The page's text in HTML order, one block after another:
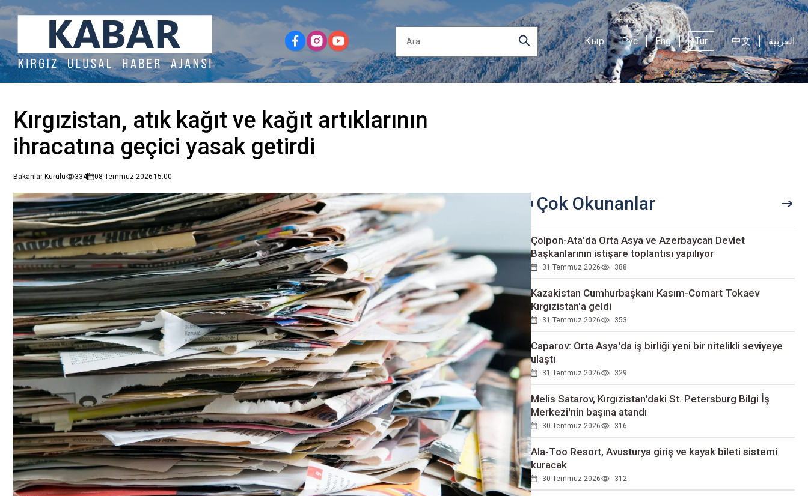
Кыр Рус Eng Tur 中文 العربية
Kırgızistan, atık kağıt ve kağıt artıklarının
ihracatına geçici yasak getirdi
Bakanlar Kurulu 334 08 Temmuz 202615:00
Çok Okunanlar
Çolpon-Ata'da Orta Asya ve Azerbaycan Devlet
Başkanlarının istişare toplantısı yapılıyor
31 Temmuz 2026 388
Kazakistan Cumhurbaşkanı Kasım-Comart Tokaev
Kırgızistan'a geldi
31 Temmuz 2026 353
Caparov: Orta Asya'da iş birliği yeni bir nitelikli seviyeye
ulaştı
31 Temmuz 2026 329
Melis Satarov, Kırgızistan'daki St. Petersburg Bilgi İş
Merkezi'nin başına atandı
30 Temmuz 2026 316
Ala-Too Resort, Avusturya giriş ve kayak bileti sistemi
kuracak
30 Temmuz 2026 312